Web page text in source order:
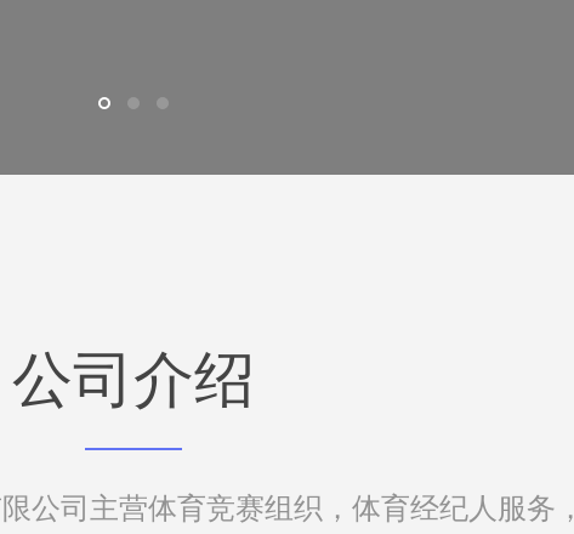
公司介绍
公司主营体育竞赛组织，体育经纪人服务，